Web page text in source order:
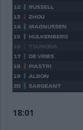
18:01